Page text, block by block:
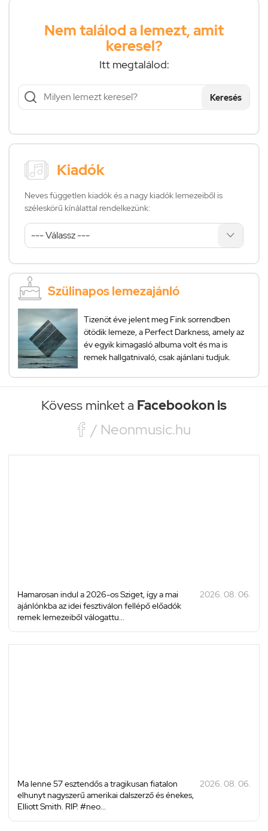
Nem találod a lemezt, amit
keresel?
Itt megtalálod:
Keresés
Kiadók
Neves független kiadók és a nagy kiadók lemezeiből is
széleskörű kínálattal rendelkezünk:
Szülinapos lemezajánló
Tizenöt éve jelent meg Fink sorrendben
ötödik lemeze, a Perfect Darkness, amely az
év egyik kimagasló albuma volt és ma is
remek hallgatnivaló, csak ajánlani tudjuk.
Kövess minket a Facebookon is
 / Neonmusic.hu
Hamarosan indul a 2026-os Sziget, így a mai
ajánlónkba az idei fesztiválon fellépő előadók
remek lemezeiből válogattu...
2026. 08. 06.
Ma lenne 57 esztendős a tragikusan fiatalon
elhunyt nagyszerű amerikai dalszerző és énekes,
Elliott Smith. RIP. #neo...
2026. 08. 06.